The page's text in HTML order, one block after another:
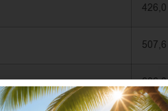
426,0
507,6
606,0